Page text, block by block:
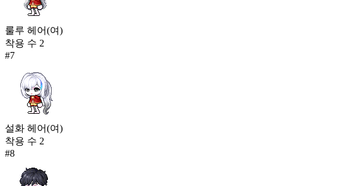
룰루 헤어(여)
착용 수 2
#7
설화 헤어(여)
착용 수 2
#8